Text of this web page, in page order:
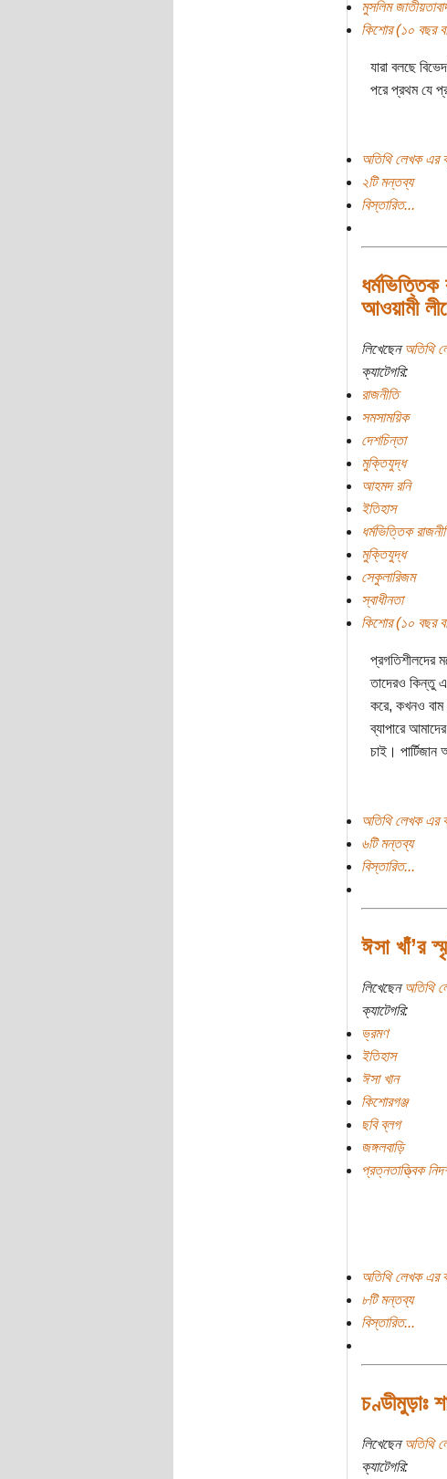
মুসলিম
কিশোর (১০ বছর
যারা বলছে
পরে প্রথম যে
অতিথি লেখক এর
২টি মন্তব্য
বিস্তারিত...
ধর্মভিত্তিক
আওয়ামী
লিখেছেনঅতিথি
ক্যাটেগরি:
রাজনীতি
সমসাময়িক
দেশচিন্তা
মুক্তিযুদ্ধ
আহমদ রনি
ইতিহাস
ধর্মভিত্তিক
মুক্তিযুদ্ধ
সেকুলারিজম
স্বাধীনতা
কিশোর (১০ বছর
প্রগতিশীলদের
তাদেরও কিন্তু
করে, কখনও
ব্যাপারে
চাই। পার্টিজান
অতিথি লেখক এর
৬টি মন্তব্য
বিস্তারিত...
ঈসা খাঁ’র
লিখেছেনঅতিথি
ক্যাটেগরি:
ভ্রমণ
ইতিহাস
ঈসা খান
কিশোরগঞ্জ
ছবি ব্লগ
জঙ্গলবাড়ি
প্রত্নতাত্ত্বিক
অতিথি লেখক এর
৮টি মন্তব্য
বিস্তারিত...
চণ্ডীমুড়াঃ
লিখেছেনঅতিথি
ক্যাটেগরি: